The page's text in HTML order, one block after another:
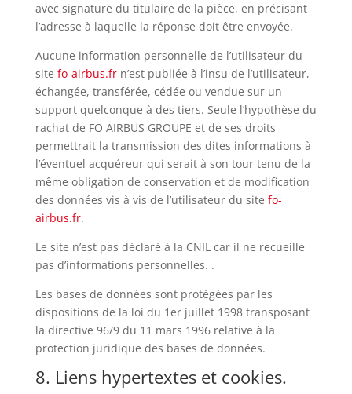
avec signature du titulaire de la pièce, en précisant
l’adresse à laquelle la réponse doit être envoyée.
Aucune information personnelle de l’utilisateur du
site fo-airbus.frn’est publiée à l’insu de l’utilisateur,
échangée, transférée, cédée ou vendue sur un
support quelconque à des tiers. Seule l’hypothèse du
rachat de FO AIRBUS GROUPE et de ses droits
permettrait la transmission des dites informations à
l’éventuel acquéreur qui serait à son tour tenu de la
même obligation de conservation et de modification
des données vis à vis de l’utilisateur du site fo-
airbus.fr.
Le site n’est pas déclaré à la CNIL car il ne recueille
pas d’informations personnelles. .
Les bases de données sont protégées par les
dispositions de la loi du 1er juillet 1998 transposant
la directive 96/9 du 11 mars 1996 relative à la
protection juridique des bases de données.
8. Liens hypertextes et cookies.